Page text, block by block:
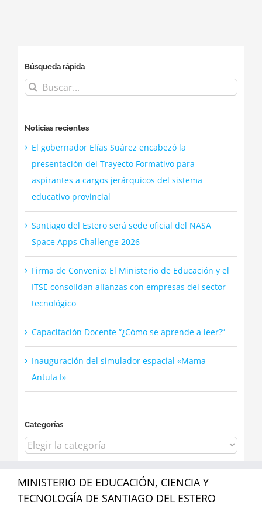
Búsqueda rápida
Buscar:
Noticias recientes
El gobernador Elías Suárez encabezó la
presentación del Trayecto Formativo para
aspirantes a cargos jerárquicos del sistema
educativo provincial
Santiago del Estero será sede oficial del NASA
Space Apps Challenge 2026
Firma de Convenio: El Ministerio de Educación y el
ITSE consolidan alianzas con empresas del sector
tecnológico
Capacitación Docente “¿Cómo se aprende a leer?”
Inauguración del simulador espacial «Mama
Antula I»
Categorías
Categorías
MINISTERIO DE EDUCACIÓN, CIENCIA Y
TECNOLOGÍA DE SANTIAGO DEL ESTERO